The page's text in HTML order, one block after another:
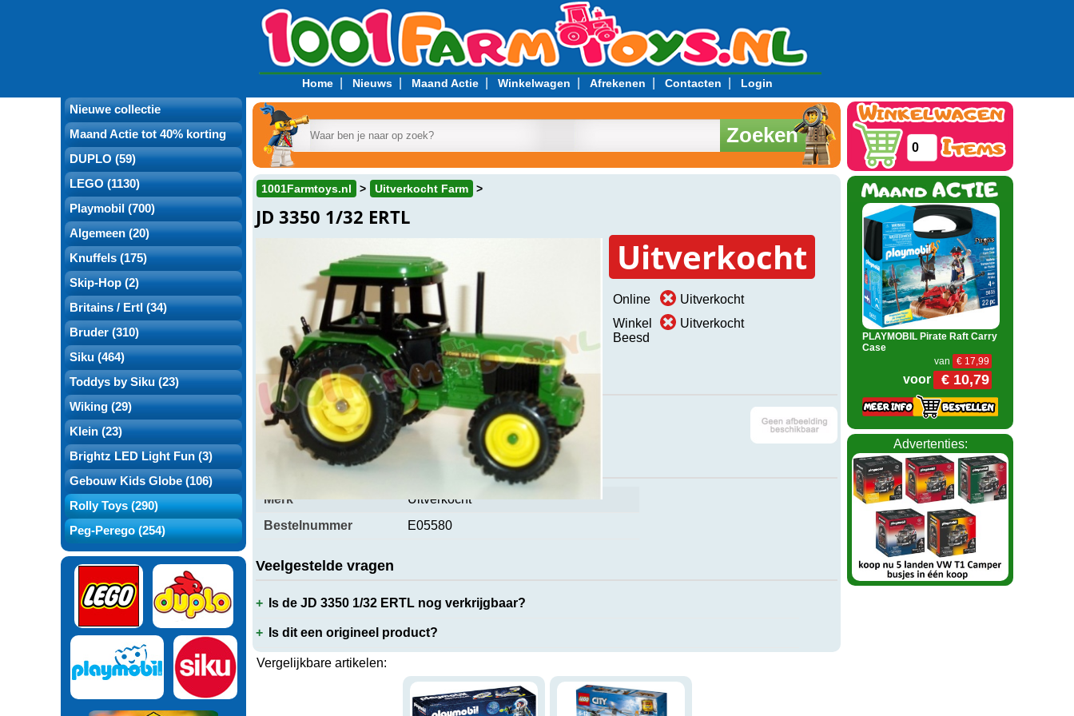
Home| Nieuws| Maand Actie| Winkelwagen Afrekenen Contacten Login
Nieuwe collectie
Maand Actie tot 40% korting
DUPLO (59)
LEGO (1130)
Playmobil (700)
Algemeen (20)
Knuffels (175)
Skip-Hop (2)
Britains / Ertl (34)
Bruder (310)
Siku (464)
Toddys by Siku (23)
Wiking (29)
Klein (23)
Brightz LED Light Fun (3)
Gebouw Kids Globe (106)
Rolly Toys (290)
Peg-Perego (254)
Zoeken
1001Farmtoys.nl Uitverkocht Farm
JD 3350 1/32 ERTL
Uitverkocht
Online
Uitverkocht
Winkel
Beesd
Uitverkocht
Over dit product
Productspecificaties
Merk
Uitverkocht
Bestelnummer
E05580
Veelgestelde vragen
Is de JD 3350 1/32 ERTL nog verkrijgbaar?
Is dit een origineel product?
Vergelijkbare artikelen:
0
PLAYMOBIL Pirate Raft Carry
Case
€ 17,99
van
€ 10,79
voor
Advertenties: